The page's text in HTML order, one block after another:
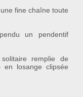
fine chaîne toute
un pendentif
remplie de
en losange clipsée